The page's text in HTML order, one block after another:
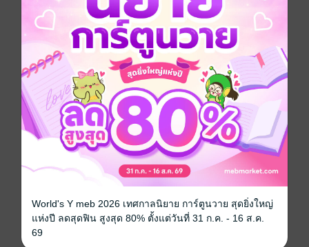
Bangkok Post วันอังคารที่ 13 ตุลาคม พ.ศ.2558
ประเภทไฟล์ pdf
วันที่วางขาย 12 ตุลาคม 2558
ความยาว 48 หน้า
ราคาปก 30 บาท
ฉบับย้อนหลัง ดูทั้งหมด
World's Y meb 2026 เทศกาลนิยาย การ์ตูนวาย สุดยิ่งใหญ่
แห่งปี ลดสุดฟิน สูงสุด 80% ตั้งแต่วันที่ 31 ก.ค. - 16 ส.ค.
69